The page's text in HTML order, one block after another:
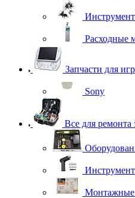
Расходные
Запчасти для
Sony
Все для ремонта
Монтажные